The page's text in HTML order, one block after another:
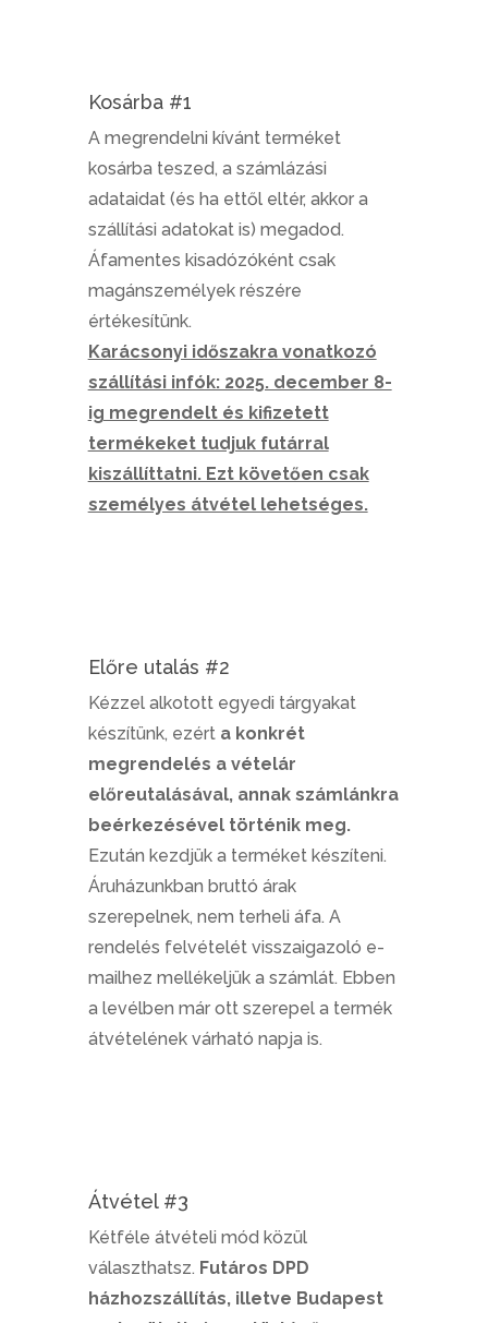
Kosárba #1
A megrendelni kívánt terméket
kosárba teszed, a számlázási
adataidat (és ha ettől eltér, akkor a
szállítási adatokat is) megadod.
Áfamentes kisadózóként csak
magánszemélyek részére
értékesítünk.
Karácsonyi időszakra vonatkozó
szállítási infók: 2025. december 8-
ig megrendelt és kifizetett
termékeket tudjuk futárral
kiszállíttatni. Ezt követően csak
személyes átvétel lehetséges.
Előre utalás #2
Kézzel alkotott egyedi tárgyakat
készítünk, ezért a konkrét
megrendelés a vételár
előreutalásával, annak számlánkra
beérkezésével történik meg.
Ezután kezdjük a terméket készíteni.
Áruházunkban bruttó árak
szerepelnek, nem terheli áfa. A
rendelés felvételét visszaigazoló e-
mailhez mellékeljük a számlát. Ebben
a levélben már ott szerepel a termék
átvételének várható napja is.
Átvétel #3
Kétféle átvételi mód közül
választhatsz. Futáros DPD
házhozszállítás, illetve Budapest